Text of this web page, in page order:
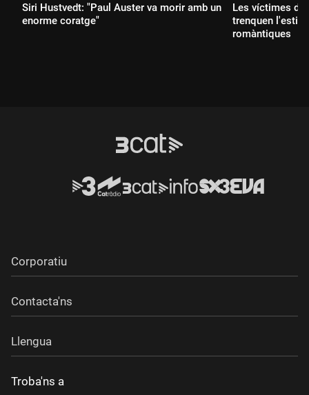
Siri Hustvedt: "Paul Auster va morir amb un
enorme coratge"
Les víctimes de
trenquen
romàntiques
Corporatiu
Contacta'ns
Llengua
Troba'ns a